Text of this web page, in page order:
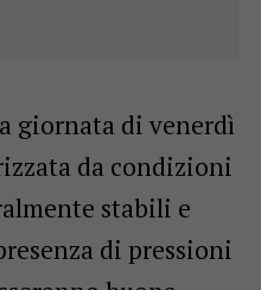
giornata di venerdì
da condizioni
stabili e
di pressioni